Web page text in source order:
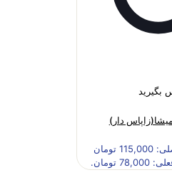
بگیرید
دار)
قیمت اصلی: 115,000 تومان
تومان.